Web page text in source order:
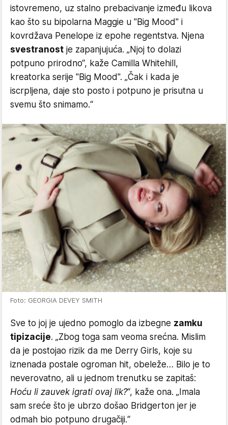
istovremeno, uz stalno prebacivanje između likova
kao što su bipolarna Maggie u "Big Mood" i
kovrdžava Penelope iz epohe regentstva. Njena
svestranost je zapanjujuća. „Njoj to dolazi
potpuno prirodno“, kaže Camilla Whitehill,
kreatorka serije "Big Mood". „Čak i kada je
iscrpljena, daje sto posto i potpuno je prisutna u
svemu što snimamo.“
Foto: GEORGIA DEVEY SMITH
​Sve to joj je ujedno pomoglo da izbegne zamku
tipizacije. „Zbog toga sam veoma srećna. Mislim
da je postojao rizik da me Derry Girls, koje su
iznenada postale ogroman hit, obeleže… Bilo je to
neverovatno, ali u jednom trenutku se zapitaš:
Hoću li zauvek igrati ovaj lik?“, kaže ona. „Imala
sam sreće što je ubrzo došao Bridgerton jer je
odmah bio potpuno drugačiji.“